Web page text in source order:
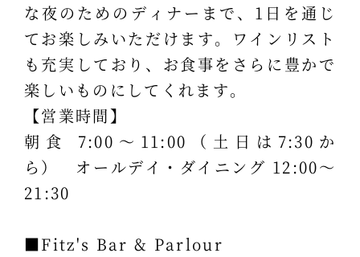
な夜のためのディナーまで、1日を通じ
てお楽しみいただけます。ワインリスト
も充実しており、お食事をさらに豊かで
楽しいものにしてくれます。
【営業時間】
朝食 7:00～11:00（土日は7:30か
ら） オールデイ・ダイニング 12:00～
21:30
■Fitz's Bar & Parlour